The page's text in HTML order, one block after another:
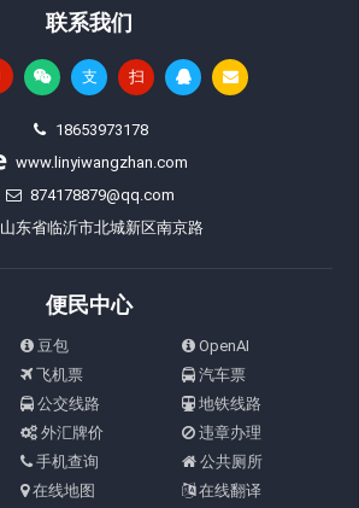
联系我们
支 扫
18653973178
www.linyiwangzhan.com
874178879@qq.com
山东省临沂市北城新区南京路
便民中心
豆包
OpenAI
飞机票
汽车票
公交线路
地铁线路
外汇牌价
违章办理
手机查询
公共厕所
在线地图
在线翻译